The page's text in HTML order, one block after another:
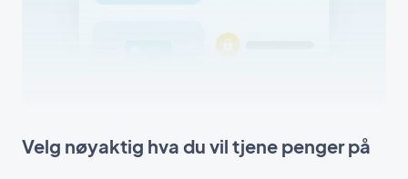
Velg nøyaktig hva du vil tjene penger på